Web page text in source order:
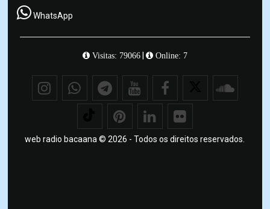
WhatsApp
Visitas: 79066| Online: 7
web radio bacaana © 2026 - Todos os direitos reservados.